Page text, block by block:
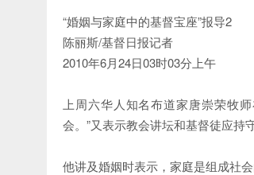
“婚姻与家庭中的基督宝座”报导2
陈丽斯/基督日报记者
2010年6月24日03时03分上午
上周六华人知名布道家唐崇荣牧
会。”又表示教会讲坛和基督徒应持
他讲及婚姻时表示，家庭是组成社